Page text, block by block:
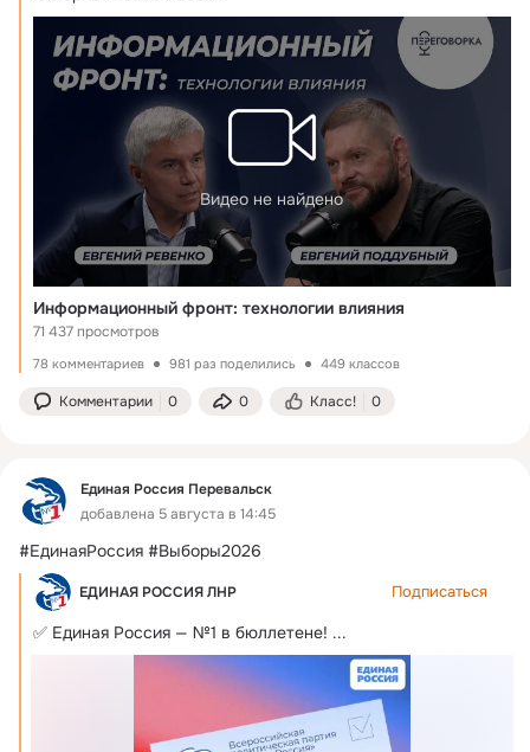
Видео не найдено
Информационный фронт: технологии влияния
71 437 просмотров
78 комментариев 981 раз поделились 449 классов
Комментарии 0 0 Класс! 0
Единая Россия Перевальск
добавлена 5 августа в 14:45
#ЕдинаяРоссия #Выборы2026
ЕДИНАЯ РОССИЯ ЛНР Подписаться
✅ Единая Россия — №1 в бюллетене! ...